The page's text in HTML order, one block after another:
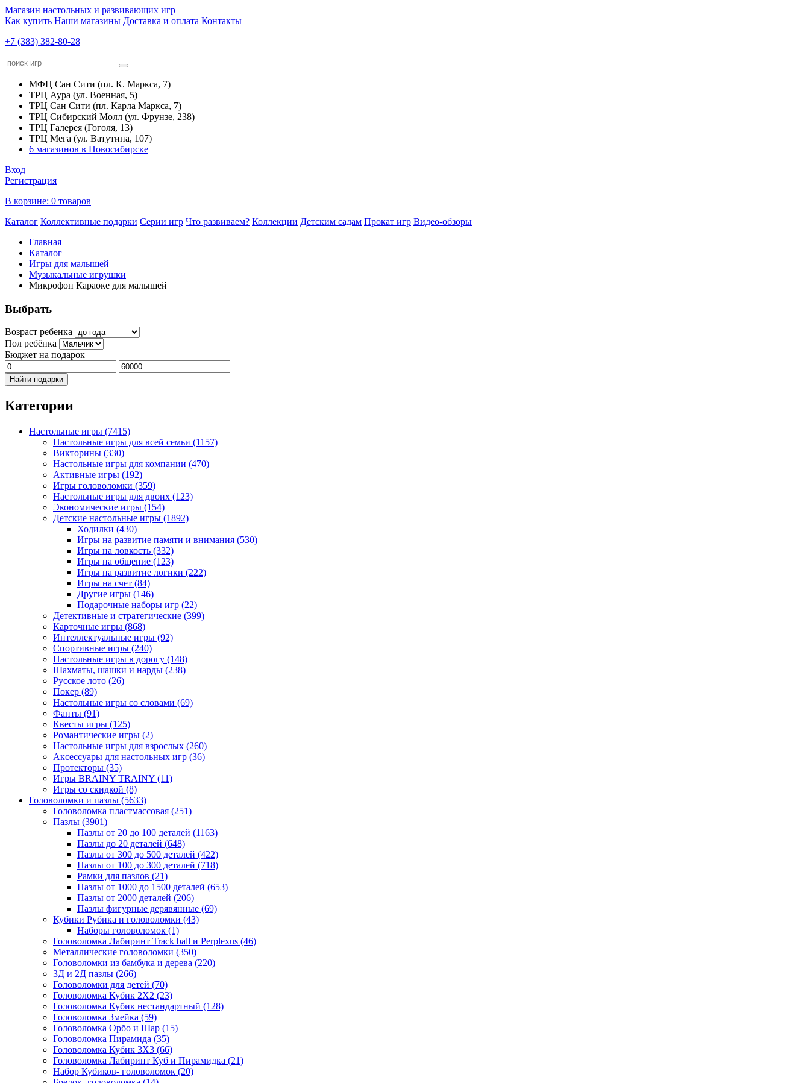
Магазин настольных и развивающих игр
Как купить Наши магазины Доставка и оплата Контакты
+7 (383) 382-80-28
МФЦ Сан Сити (пл. К. Маркса, 7)
ТРЦ Аура (ул. Военная, 5)
ТРЦ Сан Сити (пл. Карла Маркса, 7)
ТРЦ Сибирский Молл (ул. Фрунзе, 238)
ТРЦ Галерея (Гоголя, 13)
ТРЦ Мега (ул. Ватутина, 107)
6 магазинов в Новосибирске
Вход
Регистрация
В корзине: 0 товаров
Каталог Коллективные подарки Серии игр Что развиваем? Коллекции Детским садам Прокат игр Видео-обзоры
Главная
Каталог
Игры для малышей
Музыкальные игрушки
Микрофон Караоке для малышей
Выбрать
Возраст ребенка
Пол ребёнка
Бюджет на подарок
Найти подарки
Категории
Настольные игры (7415)
Настольные игры для всей семьи (1157)
Викторины (330)
Настольные игры для компании (470)
Активные игры (192)
Игры головоломки (359)
Настольные игры для двоих (123)
Экономические игры (154)
Детские настольные игры (1892)
Ходилки (430)
Игры на развитие памяти и внимания (530)
Игры на ловкость (332)
Игры на общение (123)
Игры на развитие логики (222)
Игры на счет (84)
Другие игры (146)
Подарочные наборы игр (22)
Детективные и стратегические (399)
Карточные игры (868)
Интеллектуальные игры (92)
Спортивные игры (240)
Настольные игры в дорогу (148)
Шахматы, шашки и нарды (238)
Русское лото (26)
Покер (89)
Настольные игры со словами (69)
Фанты (91)
Квесты игры (125)
Романтические игры (2)
Настольные игры для взрослых (260)
Аксессуары для настольных игр (36)
Протекторы (35)
Игры BRAINY TRAINY (11)
Игры со скидкой (8)
Головоломки и пазлы (5633)
Головоломка пластмассовая (251)
Пазлы (3901)
Пазлы от 20 до 100 деталей (1163)
Пазлы до 20 деталей (648)
Пазлы от 300 до 500 деталей (422)
Пазлы от 100 до 300 деталей (718)
Рамки для пазлов (21)
Пазлы от 1000 до 1500 деталей (653)
Пазлы от 2000 деталей (206)
Пазлы фигурные дерявянные (69)
Кубики Рубика и головоломки (43)
Наборы головоломок (1)
Головоломка Лабиринт Track ball и Perplexus (46)
Металлические головоломки (350)
Головоломки из бамбука и дерева (220)
3Д и 2Д пазлы (266)
Головоломки для детей (70)
Головоломка Кубик 2Х2 (23)
Головоломка Кубик нестандартный (128)
Головоломка Змейка (59)
Головоломка Орбо и Шар (15)
Головоломка Пирамида (35)
Головоломка Кубик 3Х3 (66)
Головоломка Лабиринт Куб и Пирамидка (21)
Набор Кубиков- головоломок (20)